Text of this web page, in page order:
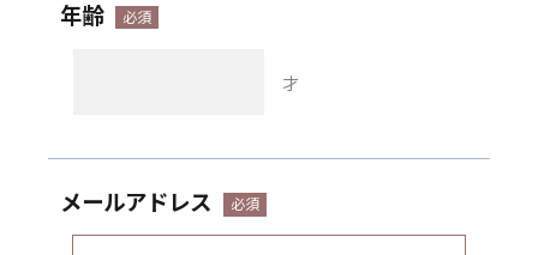
年齢
才
メールアドレス